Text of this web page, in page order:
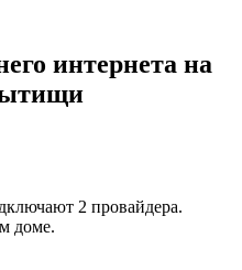
интернета на
2 провайдера.
доме.